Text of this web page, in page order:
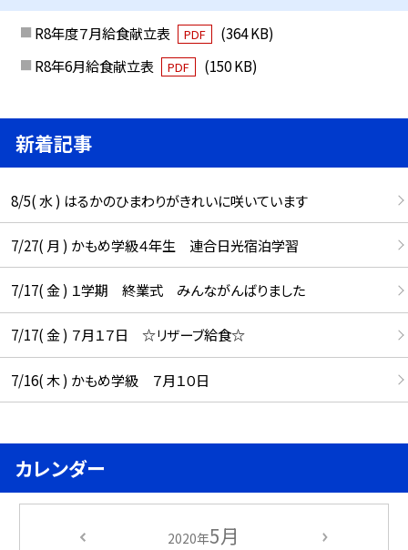
R8年度７月給食献立表 PDF
(364 KB)
R8年6月給食献立表
PDF (150 KB)
新着記事
8/5( 水 ) はるかのひまわりがきれいに咲いています
7/27( 月 ) かもめ学級４年生 連合日光宿泊学習
7/17( 金 ) １学期 終業式 みんながんばりました
7/17( 金 ) ７月１７日 ☆リザーブ給食☆
7/16( 木 ) かもめ学級 ７月１０日
カレンダー
2020年5月